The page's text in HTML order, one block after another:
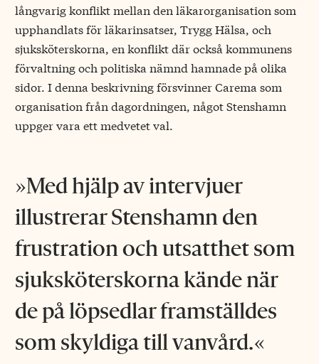
långvarig konflikt mellan den läkarorganisation som
upphandlats för läkarinsatser, Trygg Hälsa, och
sjuksköterskorna, en konflikt där också kommunens
förvaltning och politiska nämnd hamnade på olika
sidor. I denna beskrivning försvinner Carema som
organisation från dagordningen, något Stenshamn
uppger vara ett medvetet val.
Med hjälp av intervjuer
illustrerar Stenshamn den
frustration och utsatthet som
sjuksköterskorna kände när
de på löpsedlar framställdes
som skyldiga till vanvård.